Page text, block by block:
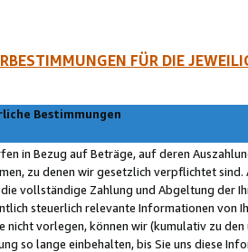
FÜR DIE
Bestimmungen
in Bezug auf Beträge, auf deren
zu denen wir gesetzlich verpflichtet
vollständige Zahlung und Abgeltung der
steuerlich relevante Informationen von
nicht vorlegen, können wir (kumulativ zu
so lange einbehalten, bis Sie uns diese